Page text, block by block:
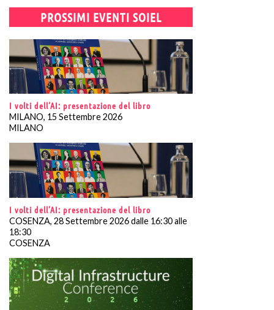
PROSSIMI EVENTI SOIEL
I volti dell’AI: presentazione del libro
MILANO, 15 Settembre 2026
MILANO
I volti dell’AI: presentazione del libro
COSENZA, 28 Settembre 2026 dalle 16:30 alle
18:30
COSENZA